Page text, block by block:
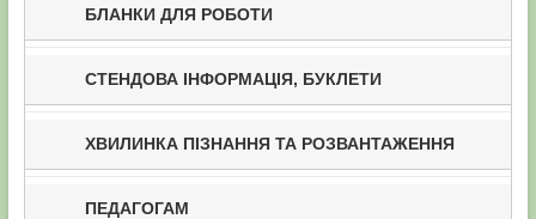
БЛАНКИ ДЛЯ РОБОТИ
СТЕНДОВА ІНФОРМАЦІЯ, БУКЛЕТИ
ХВИЛИНКА ПІЗНАННЯ ТА РОЗВАНТАЖЕННЯ
ПЕДАГОГАМ